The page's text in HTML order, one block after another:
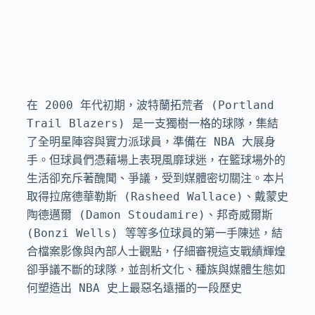
在 2000 年代初期，波特蘭拓荒者 (Portland
Trail Blazers) 是一支獨樹一格的球隊，集結
了全明星陣容與實力派球員，準備在 NBA 大展身
手。但球員們憑藉場上表現風靡球迷，在籃球場外的
生活卻充斥著醜聞、爭議，受到媒體密切關注。本片
取得拉席德華勒斯 (Rasheed Wallace)、戴蒙史
陶德邁爾 (Damon Stoudamire)、邦奇威爾斯
(Bonzi Wells) 等等多位球員的第一手陳述，結
合檔案影像與內部人士觀點，仔細審視這支戰績輝煌
卻爭議不斷的球隊，並剖析文化、種族與媒體生態如
何塑造出 NBA 史上最惡名遠播的一段歷史